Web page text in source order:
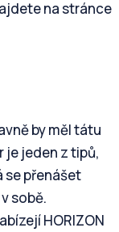
na stránce
by měl tátu
jeden z tipů,
se přenášet
sobě.
HORIZON